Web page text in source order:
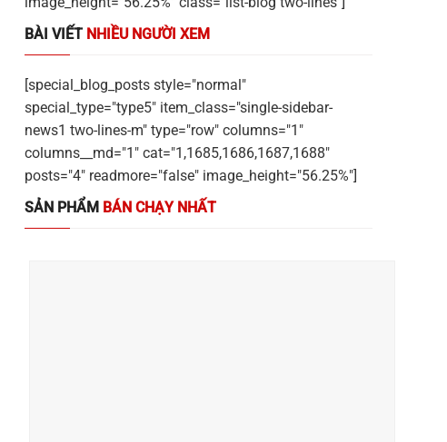
BÀI VIẾT NHIỀU NGƯỜI XEM
[special_blog_posts style="normal"
special_type="type5" item_class="single-sidebar-
news1 two-lines-m" type="row" columns="1"
columns__md="1" cat="1,1685,1686,1687,1688"
posts="4" readmore="false" image_height="56.25%"]
SẢN PHẨM BÁN CHẠY NHẤT